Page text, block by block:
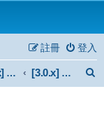
登入
註冊
[3.0.x] Support [3.0.x] 轉換